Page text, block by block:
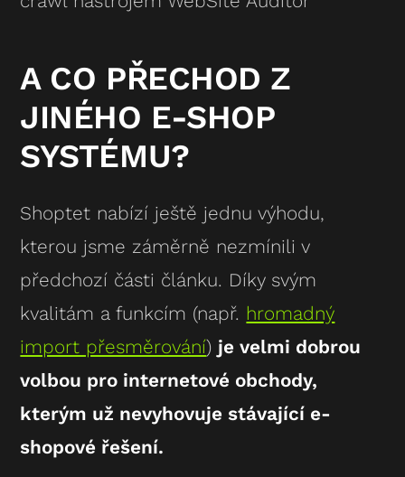
A CO PŘECHOD Z
JINÉHO E-SHOP
SYSTÉMU?
Shoptet nabízí ještě jednu výhodu,
kterou jsme záměrně nezmínili v
předchozí části článku. Díky svým
kvalitám a funkcím (např. hromadný
import přesměrování) je velmi dobrou
volbou pro internetové obchody,
kterým už nevyhovuje stávající e-
shopové řešení.